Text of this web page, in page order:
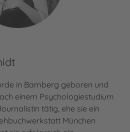
in Bamberg geboren und
einem Psychologiestudium
tätig, ehe sie ein
München